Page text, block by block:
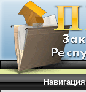
Навигация